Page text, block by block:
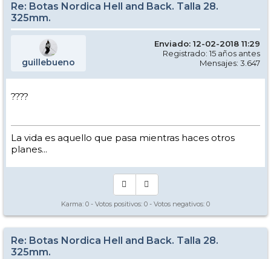
Re: Botas Nordica Hell and Back. Talla 28.
325mm.
guillebueno
Enviado: 12-02-2018 11:29
Registrado: 15 años antes
Mensajes: 3.647
????
La vida es aquello que pasa mientras haces otros
planes...
Karma: 0 - Votos positivos: 0 - Votos negativos: 0
Re: Botas Nordica Hell and Back. Talla 28.
325mm.